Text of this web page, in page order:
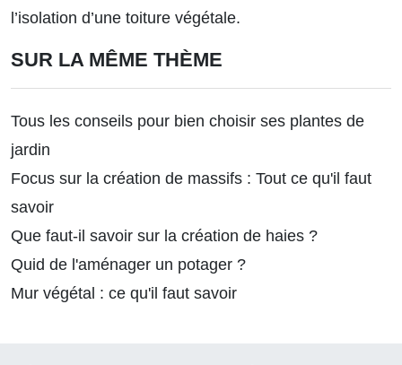
l’isolation d’une toiture végétale.
SUR LA MÊME THÈME
Tous les conseils pour bien choisir ses plantes de
jardin
Focus sur la création de massifs : Tout ce qu'il faut
savoir
Que faut-il savoir sur la création de haies ?
Quid de l'aménager un potager ?
Mur végétal : ce qu'il faut savoir